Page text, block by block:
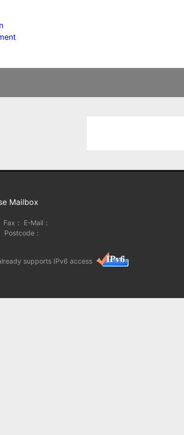
Mailbox
： E-Mail：
Postcode：
supports IPv6 access